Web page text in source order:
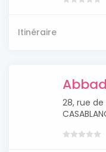
Itinéraire
28, rue de